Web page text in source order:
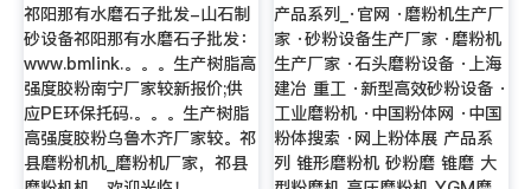
祁阳那有水磨石子批发-山石制
砂设备祁阳那有水磨石子批发：
www.bmlink.。。。生产树脂高
强度胶粉南宁厂家较新报价;供
应PE环保托码.。。。生产树脂
高强度胶粉乌鲁木齐厂家较。祁
县磨粉机机_磨粉机厂家，祁县
产品系列_·官网 ·磨粉机生产厂
家 ·砂粉设备生产厂家 ·磨粉机
生产厂家 ·石头磨粉设备 ·上海
建冶 重工 ·新型高效砂粉设备 ·
工业磨粉机 ·中国粉体网 ·中国
粉体搜索 ·网上粉体展 产品系
列 锥形磨粉机 砂粉磨 锥磨 大